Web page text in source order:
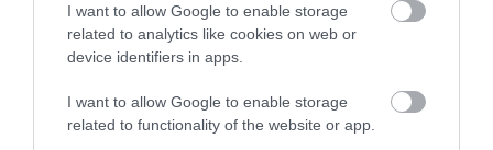
I want to allow Google to enable storage
related to analytics like cookies on web or
device identifiers in apps.
I want to allow Google to enable storage
related to functionality of the website or app.